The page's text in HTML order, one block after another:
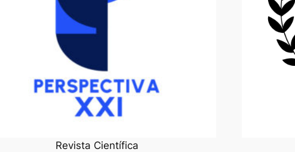
Revista Científica